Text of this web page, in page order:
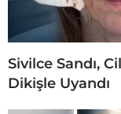
Sivilce Sandı,
Dikişle Uyandı